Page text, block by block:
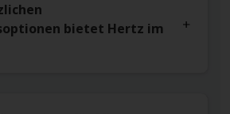
bietet Hertz im